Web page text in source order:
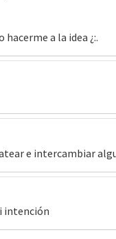
hacerme a la idea ¿:.
e intercambiar
intención